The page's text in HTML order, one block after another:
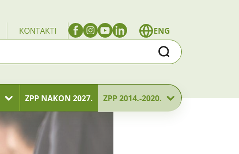
KONTAKTI
ENG
Traži
ZPP NAKON 2027. ZPP 2014.-2020.